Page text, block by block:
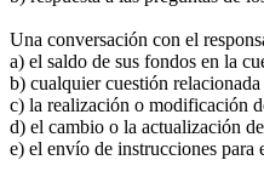
Una conversación con el
a) el saldo de sus fondos en la
b) cualquier cuestión
c) la realización o modificación
d) el cambio o la actualización
e) el envío de instrucciones para